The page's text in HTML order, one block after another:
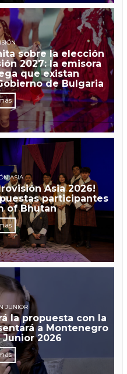
sobre la elección
2027: la emisora
que existan
de Bulgaria
ASIA
Asia 2026!
participantes
of Bhutan
JUNIOR
la propuesta con la
a Montenegro
2026